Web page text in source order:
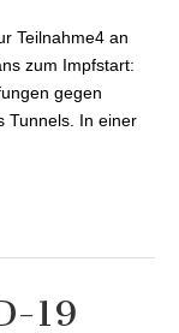
gegen das
Corona-Virus am
27. Dezember –
Teilnahme4 an
zum Impfstart:
gegen
Tunnels. In einer
19